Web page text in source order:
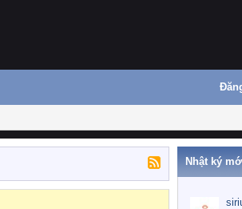
Nhật ký